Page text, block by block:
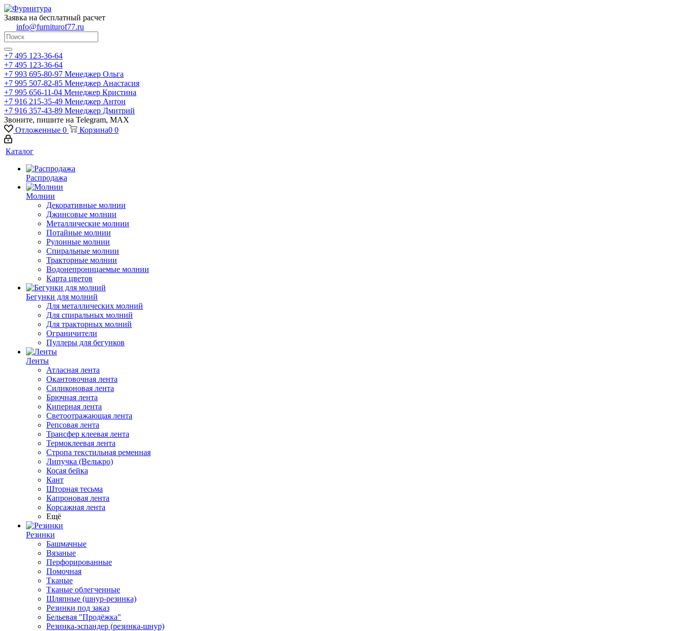
Заявка на бесплатный расчет
info@furniturof77.ru
+7 495 123-36-64
+7 495 123-36-64
+7 993 695-80-97 Менеджер Ольга
+7 995 507-82-85 Менеджер Анастасия
+7 995 656-11-04 Менеджер Кристина
+7 916 215-35-49 Менеджер Антон
+7 916 357-43-89 Менеджер Дмитрий
Звоните, пишите на Telegram, MAX
Отложенные 0 Корзина0 0
Каталог
Распродажа
Молнии
Декоративные молнии
Джинсовые молнии
Металлические молнии
Потайные молнии
Рулонные молнии
Спиральные молнии
Тракторные молнии
Водонепроницаемые молнии
Карта цветов
Бегунки для молний
Для металлических молний
Для спиральных молний
Для тракторных молний
Ограничители
Пуллеры для бегунков
Ленты
Атласная лента
Окантовочная лента
Силиконовая лента
Брючная лента
Киперная лента
Светоотражающая лента
Репсовая лента
Трансфер клеевая лента
Термоклеевая лента
Стропа текстильная ременная
Липучка (Велькро)
Косая бейка
Кант
Шторная тесьма
Капроновая лента
Корсажная лента
Ещё
Резинки
Башмачные
Вязаные
Перфорированные
Помочная
Тканые
Тканые облегченные
Шляпные (шнур-резинка)
Резинки под заказ
Бельевая "Продёжка"
Резинка-эспандер (резинка-шнур)